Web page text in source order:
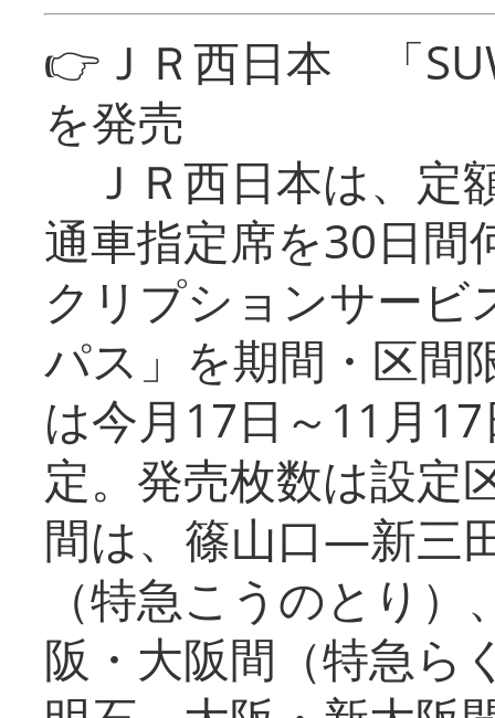
👉ＪＲ西日本 「
を発売
ＪＲ西日本は、定
通車指定席を30日間
クリプションサービ
パス」を期間・区間
は今月17日～11月
定。発売枚数は設定
間は、篠山口―新三
（特急こうのとり
阪・大阪間（特急